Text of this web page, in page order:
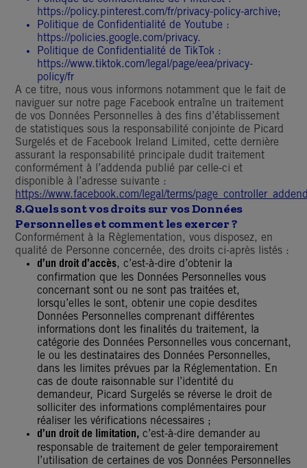
https://policy.pinterest.com/fr/privacy-policy-archive;
Politique de Confidentialité de Youtube :
https://policies.google.com/privacy.
Politique de Confidentialité de TikTok :
https://www.tiktok.com/legal/page/eea/privacy-
policy/fr
A ce titre, nous vous informons notamment que le fait de
naviguer sur notre page Facebook entraîne un traitement
de vos Données Personnelles à des fins d’établissement
de statistiques sous la responsabilité conjointe de Picard
Surgelés et de Facebook Ireland Limited, cette dernière
assurant la responsabilité principale dudit traitement
conformément à l’addenda publié par celle-ci et
disponible à l’adresse suivante :
https://www.facebook.com/legal/terms/
8.Quels sont vos droits sur vos Données
Personnelles et comment les exercer ?
Conformément à la Règlementation, vous disposez, en
qualité de Personne concernée, des droits ci-après listés :
d’un droit d’accès, c’est-à-dire d’obtenir la
confirmation que les Données Personnelles vous
concernant sont ou ne sont pas traitées et,
lorsqu’elles le sont, obtenir une copie desdites
Données Personnelles comprenant différentes
informations dont les finalités du traitement, la
catégorie des Données Personnelles vous concernant,
le ou les destinataires des Données Personnelles,
dans les limites prévues par la Réglementation. En
cas de doute raisonnable sur l’identité du
demandeur, Picard Surgelés se réverse le droit de
solliciter des informations complémentaires pour
réaliser les vérifications nécessaires ;
d’un droit de limitation, c’est-à-dire demander au
responsable de traitement de geler temporairement
l’utilisation de certaines de vos Données Personnelles